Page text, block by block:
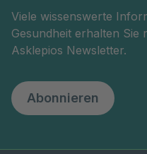
Viele wissenswerte
Gesundheit erhalten Sie
Asklepios Newsletter.
Abonnieren